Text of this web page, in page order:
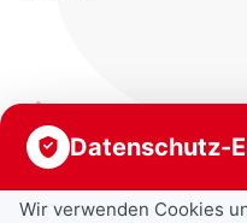
Datenschutz-
Wir verwenden Cookies